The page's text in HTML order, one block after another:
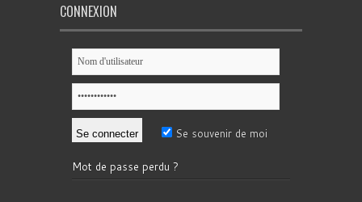
CONNEXION
Se souvenir de moi
Mot de passe perdu ?